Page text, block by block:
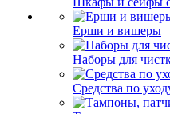
Ерши и вишеры
Наборы для
Средства по